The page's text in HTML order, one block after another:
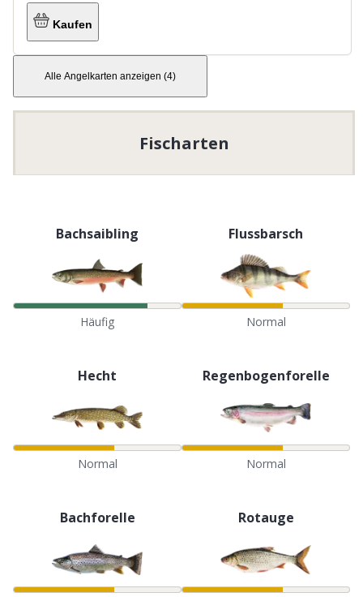
Kaufen
Alle Angelkarten anzeigen (4)
Fischarten
Bachsaibling
Häufig
Flussbarsch
Normal
Hecht
Normal
Regenbogenforelle
Normal
Bachforelle Rotauge